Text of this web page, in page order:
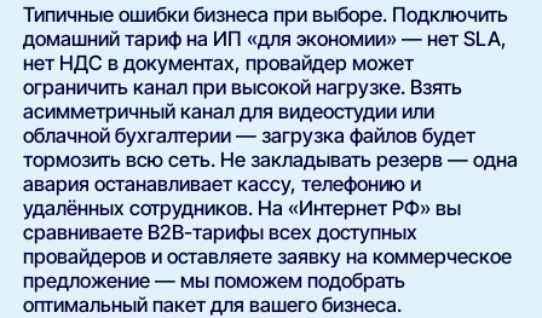
Типичные ошибки бизнеса при выборе. Подключить
домашний тариф на ИП «для экономии» — нет SLA,
нет НДС в документах, провайдер может
ограничить канал при высокой нагрузке. Взять
асимметричный канал для видеостудии или
облачной бухгалтерии — загрузка файлов будет
тормозить всю сеть. Не закладывать резерв — одна
авария останавливает кассу, телефонию и
удалённых сотрудников. На «Интернет РФ» вы
сравниваете B2B-тарифы всех доступных
провайдеров и оставляете заявку на коммерческое
предложение — мы поможем подобрать
оптимальный пакет для вашего бизнеса.